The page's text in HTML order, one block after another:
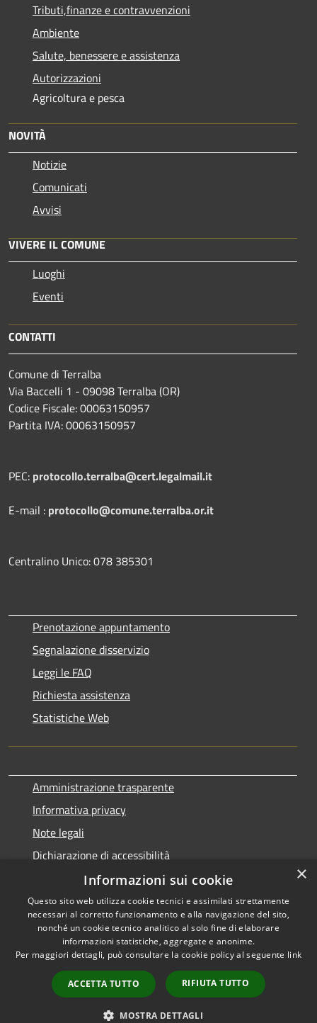
Tributi,finanze e contravvenzioni
Ambiente
Salute, benessere e assistenza
Autorizzazioni
Agricoltura e pesca
NOVITÀ
Notizie
Comunicati
Avvisi
VIVERE IL COMUNE
Luoghi
Eventi
CONTATTI
Comune di Terralba
Via Baccelli 1 - 09098 Terralba (OR)
Codice Fiscale: 00063150957
Partita IVA: 00063150957
PEC: protocollo.terralba@cert.legalmail.it
E-mail : protocollo@comune.terralba.or.it
Centralino Unico: 078 385301
Prenotazione appuntamento
Segnalazione disservizio
Leggi le FAQ
Richiesta assistenza
Statistiche Web
Amministrazione trasparente
Informativa privacy
Note legali
Dichiarazione di accessibilità
Accessibilità
Privacy
Mappa del sito
Copyright © 2026 • Comune di
Terralba • Powered by
Municipium•Accesso
redazione
×
Informazioni sui cookie
Questo sito web utilizza cookie tecnici e assimilati strettamente
necessari al corretto funzionamento e alla navigazione del sito,
nonché un cookie tecnico analitico al solo fine di elaborare
informazioni statistiche, aggregate e anonime.
Per maggiori dettagli, può consultare la cookie policy al seguente link
ACCETTA TUTTO RIFIUTA TUTTO
MOSTRA DETTAGLI